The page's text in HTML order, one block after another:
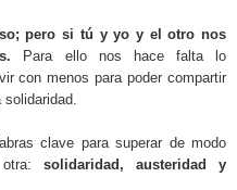
pero si tú y yo y el otro nos
Para ello nos hace falta lo
con menos para poder compartir
clave para superar de modo
solidaridad, austeridad y